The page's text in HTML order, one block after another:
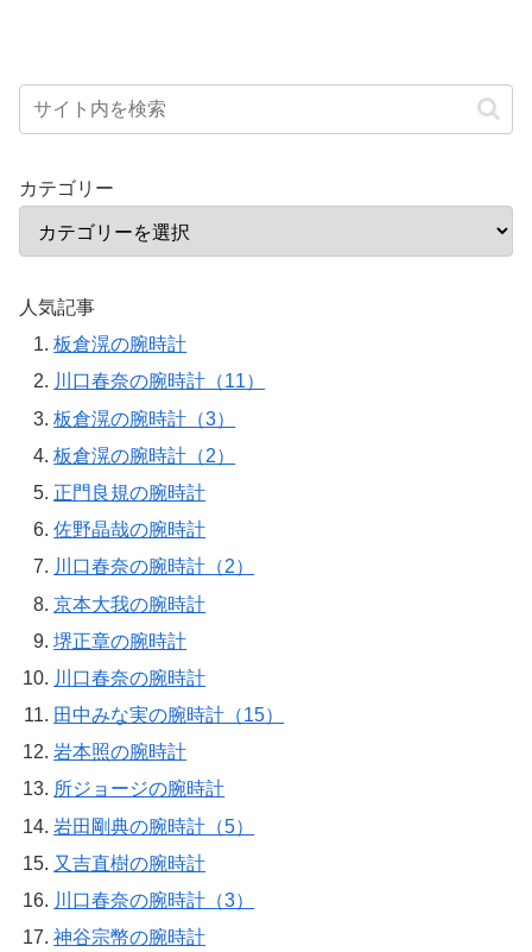
カテゴリー
人気記事
板倉滉の腕時計
川口春奈の腕時計（11）
板倉滉の腕時計（3）
板倉滉の腕時計（2）
正門良規の腕時計
佐野晶哉の腕時計
川口春奈の腕時計（2）
京本大我の腕時計
堺正章の腕時計
川口春奈の腕時計
田中みな実の腕時計（15）
岩本照の腕時計
所ジョージの腕時計
岩田剛典の腕時計（5）
又吉直樹の腕時計
川口春奈の腕時計（3）
神谷宗幣の腕時計